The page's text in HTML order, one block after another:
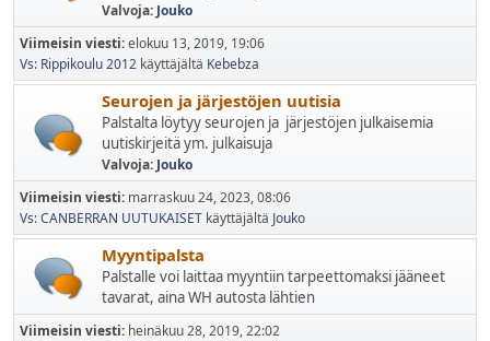
Valvoja: Jouko
Viimeisin viesti:elokuu 13, 2019, 19:06
Vs: Rippikoulu 2012 käyttäjältä Kebebza
Seurojen ja järjestöjen uutisia
Palstalta löytyy seurojen ja järjestöjen julkaisemia
uutiskirjeitä ym. julkaisuja
Valvoja: Jouko
Viimeisin viesti: marraskuu 24, 2023, 08:06
Vs: CANBERRAN UUTUKAISET käyttäjältä Jouko
Myyntipalsta
Palstalle voi laittaa myyntiin tarpeettomaksi jääneet
tavarat, aina WH autosta lähtien
Viimeisin viesti: heinäkuu 28, 2019, 22:02